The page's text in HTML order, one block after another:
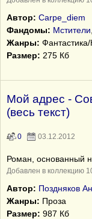
Автор: Carpe_diem
Фандомы: Мстители
Жанры:
Размер: 275 Кб
Мой адрес -
(весь текст)
0 03.12.2012
Роман, основанный
Добавлен в коллекцию
Автор: Поздняков
Жанры: Проза
Размер: 987 Кб